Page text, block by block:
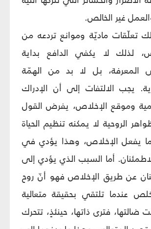
غير الخالص.
تعلّقات ماديّة وموانع تردعه من
لذلك لا يكفي الدافع بداية
المعرفة، بل لا بد من الهمّة
يجب الالتفات إلى أن الإدراك
وموقع الإخلاص، يفرض القول
الروحية لا يمكنه تنظيم الحياة
يفعل الإخلاص، وهذا يؤدي في
أما السبب الذي يؤدي إلى
عن طريق الإخلاص فهو أنّ روح
عندما تلتقي بحقيقة متعالية
ضالتها، فترى ذاتها، حينئذٍ، تتحرك